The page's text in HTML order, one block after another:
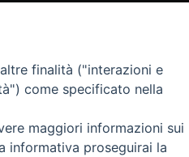
finalità ("interazioni e
come specificato nella
maggiori informazioni sui
informativa proseguirai la